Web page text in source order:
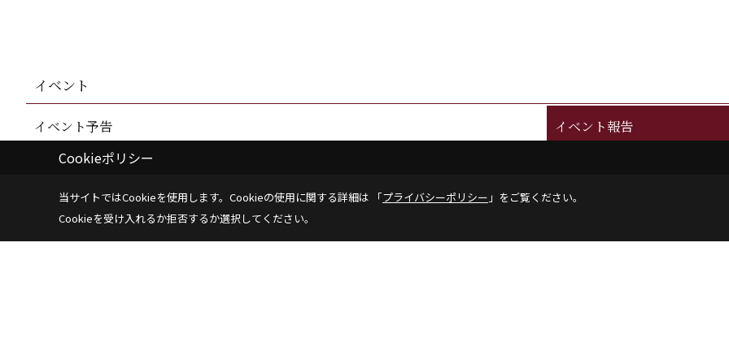
イベント
イベント予告 イベント報告
株式会社SH-Space
Cookieポリシー
当サイトではCookieを使用します。 Cookieの使用に関する詳細は 「プライバシーポリシー 」をご覧ください。
Cookieを受け入れるか拒否するか選択してください。